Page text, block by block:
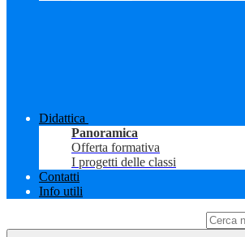
Didattica
Panoramica
Offerta formativa
I progetti delle classi
Contatti
Info utili